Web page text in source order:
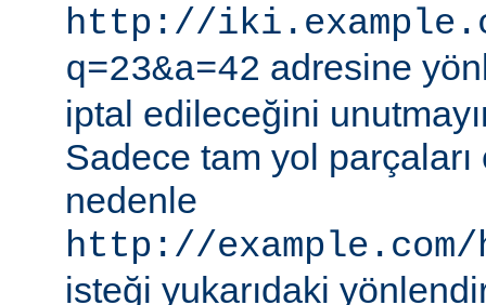
http://
q=23&a=42 adresine
iptal edileceğini
Sadece tam yol
nedenle
http://
isteği yukarıdaki